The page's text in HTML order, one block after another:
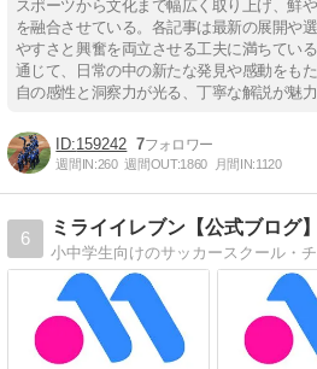
スポーツから文化まで幅広く取り上げ、鮮
を融合させている。各記事は最新の展開や
やすさと興奮を両立させる工夫に満ちてい
通じて、日常の中の新たな発見や感動をも
自の感性と洞察力が光る、丁寧な解説が魅力
159242 7
週間IN:260 週間OUT:1860 月間IN:1120
6